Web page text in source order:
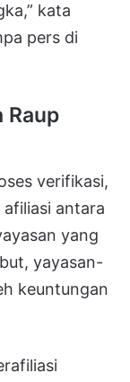
kata
pers di
Raup
verifikasi,
antara
yang
yayasan-
keuntungan